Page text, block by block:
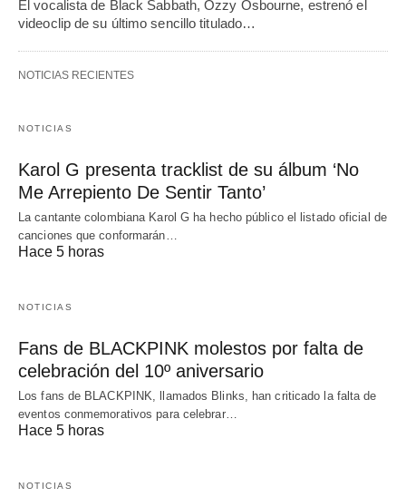
El vocalista de Black Sabbath, Ozzy Osbourne, estrenó el
videoclip de su último sencillo titulado…
NOTICIAS RECIENTES
NOTICIAS
Karol G presenta tracklist de su álbum ‘No
Me Arrepiento De Sentir Tanto’
La cantante colombiana Karol G ha hecho público el listado oficial de
canciones que conformarán…
Hace 5 horas
NOTICIAS
Fans de BLACKPINK molestos por falta de
celebración del 10º aniversario
Los fans de BLACKPINK, llamados Blinks, han criticado la falta de
eventos conmemorativos para celebrar…
Hace 5 horas
NOTICIAS